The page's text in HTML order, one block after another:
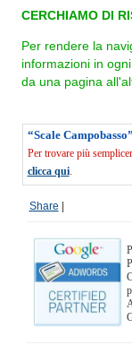
CERCHIAMO DI
Per rendere la
informazioni in
da una pagina
“Scale
Per trovare più
clicca qui.
Share